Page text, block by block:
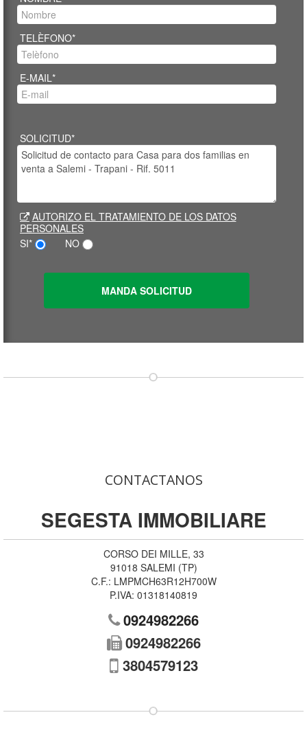
TELÈFONO*
E-MAIL*
SOLICITUD*
AUTORIZO EL TRATAMIENTO DE LOS DATOS
PERSONALES
SI*
NO
CONTACTANOS
SEGESTA IMMOBILIARE
CORSO DEI MILLE, 33
91018 SALEMI (TP)
C.F.: LMPMCH63R12H700W
P.IVA: 01318140819
0924982266
0924982266
3804579123